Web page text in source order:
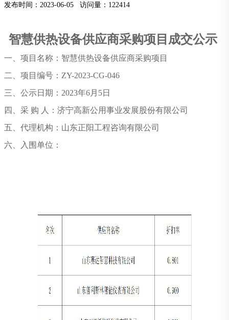
发布时间：2023-06-05 访问量：122414
智慧供热设备供应商采购项目 成交公示
一、 项目名称： 智慧供热设备供应商采购项目
二、 项目编号 ： ZY-2023-CG-046
三、公示日期： 2023年6月5日
四、 采 购 人：济宁高新公用事业发展股份有限公司
五、代理机构：山东正阳工程咨询有限公司
六、入围单位：